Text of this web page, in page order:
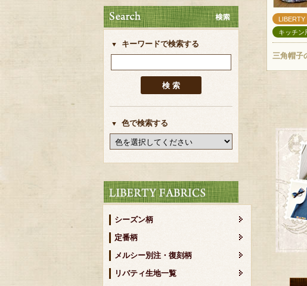
キーワードで検索する
色で検索する
シーズン柄
定番柄
メルシー別注・復刻柄
リバティ生地一覧
LIBERTY
キッチン
三角帽子